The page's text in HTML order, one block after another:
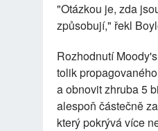
"Otázkou je, zda
způsobují," řekl
Rozhodnutí
tolik
a obnovit zhruba 5
alespoň částečně
který pokrývá více